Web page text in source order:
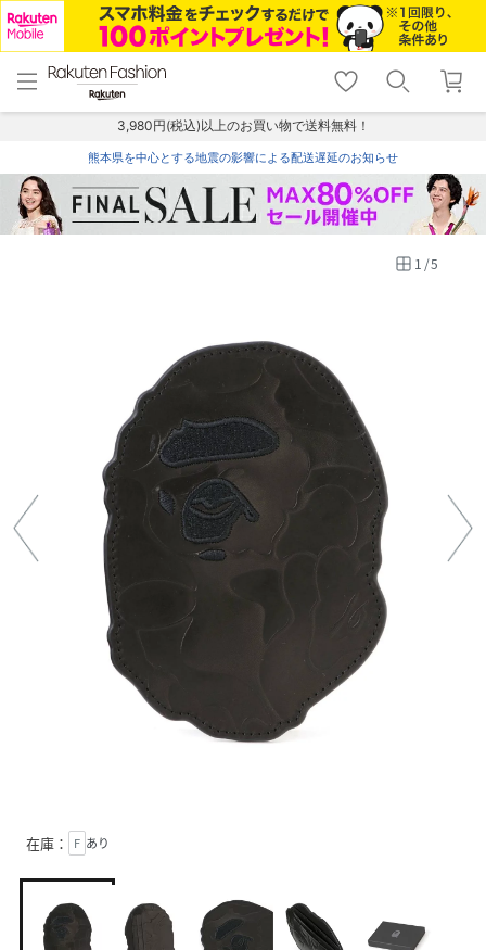
menu home
トップ
shopping_cart lock_outline
ログイン
3,980円(税込)以上のお買い物で送料無料！
熊本県を中心とする地震の影響による配送遅延のお知らせ
1 /5
在庫： F あり